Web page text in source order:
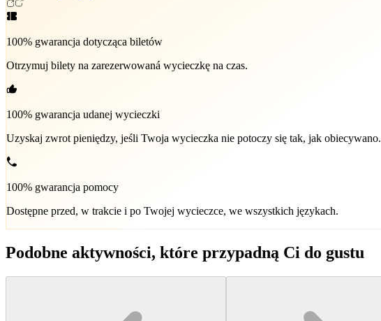
100% gwarancja dotycząca biletów
Otrzymuj bilety na zarezerwowaná wycieczkę na czas.
100% gwarancja udanej wycieczki
Uzyskaj zwrot pieniędzy, jeśli Twoja wycieczka nie potoczy się tak, jak obiecywano.
100% gwarancja pomocy
Dostępne przed, w trakcie i po Twojej wycieczce, we wszystkich językach.
Podobne aktywności, które przypadną Ci do gustu